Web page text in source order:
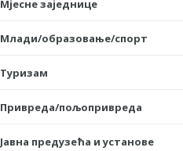
Мјесне заједнице
Млади/образовање/спорт
Туризам
Привреда/пољопривреда
Јавна предузећа и установе